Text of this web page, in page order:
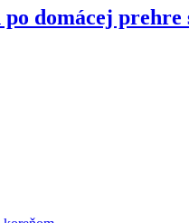
domácej